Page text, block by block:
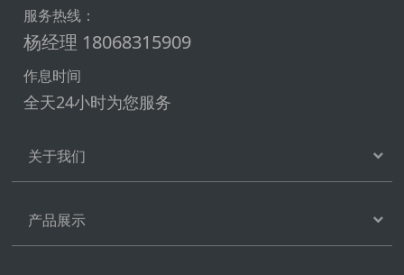
服务热线：
杨经理 18068315909
作息时间
全天24小时为您服务
关于我们
产品展示